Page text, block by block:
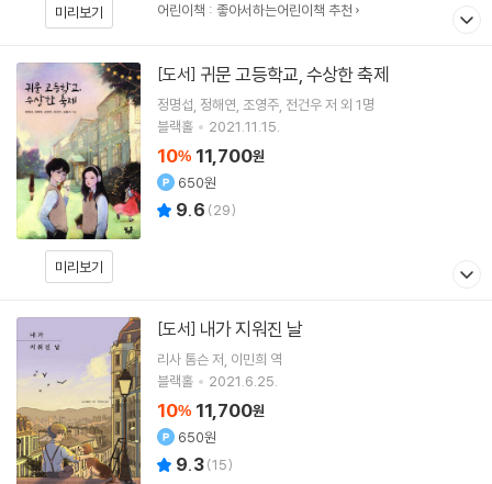
미리보기
어린이책 : 좋아서하는어린이책 추천
미리보기
[도서] 귀문 고등학교, 수상한 축제
정명섭 정해연 조영주 전건우저 외 1명
블랙홀
2021.11.15.
10% 11,700원
650원
9.6 (29)
[도서] 내가 지워진 날
리사 톰슨저 이민희 역
블랙홀
2021.6.25.
10% 11,700원
650원
9.3(15)